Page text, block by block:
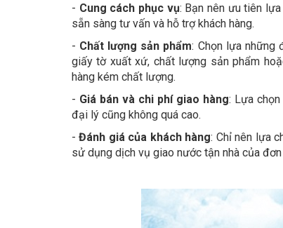
- Cung cách phục vụ: Bạn nên ưu tiên
sẵn sàng tư vấn và hỗ trợ khách hàng.
- Chất lượng sản phẩm: Chọn lựa những
giấy tờ xuất xứ, chất lượng sản phẩm
hàng kém chất lượng.
- Giá bán và chi phí giao hàng: Lựa
đại lý cũng không quá cao.
-Đánh giá của khách hàng: Chỉ nên lựa
sử dụng dịch vụ giao nước tận nhà của